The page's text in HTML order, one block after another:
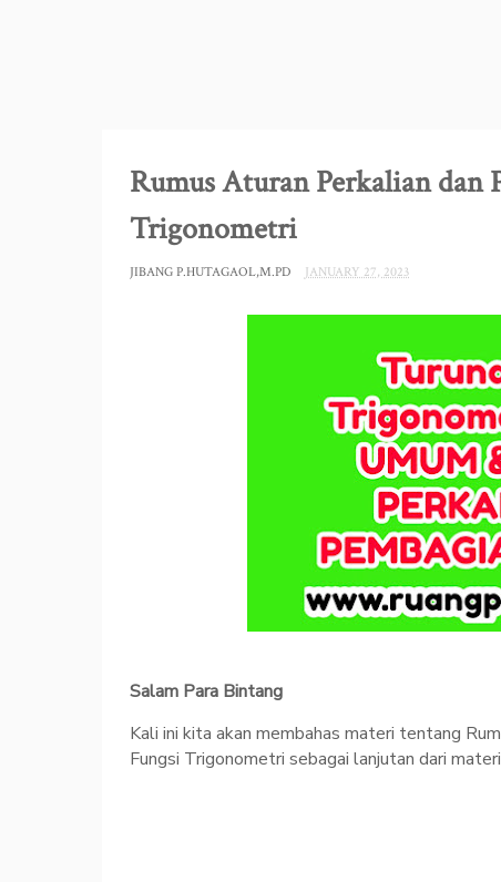
Rumus Aturan Perkalian dan
Trigonometri
JIBANG P.HUTAGAOL,M.PD JANUARY 27, 2023
Salam Para Bintang
Kali ini kita akan membahas materi tentang
Fungsi Trigonometri sebagai lanjutan dari